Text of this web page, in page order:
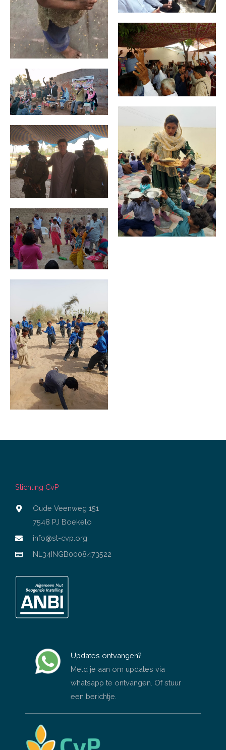
Stichting CvP
Oude Veenweg 151
7548 PJ Boekelo
info@st-cvp.org
NL34INGB0008473522
Updates ontvangen?
Meld je aan om updates via
whatsapp te ontvangen. Of stuur
een berichtje.